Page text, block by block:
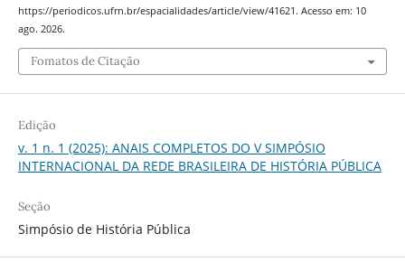
https://periodicos.ufrn.br/espacialidades/article/view/41621. Acesso em: 10
ago. 2026.
Fomatos de Citação
Edição
v. 1 n. 1 (2025): ANAIS COMPLETOS DO V SIMPÓSIO
INTERNACIONAL DA REDE BRASILEIRA DE HISTÓRIA PÚBLICA
Seção
Simpósio de História Pública